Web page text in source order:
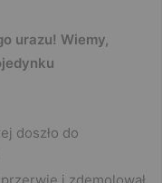
urazu! Wiemy,
doszło do